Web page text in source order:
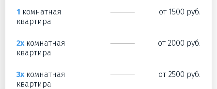
1 комнатная
квартира
от 1500 руб.
2х комнатная
квартира
от 2000 руб.
3х комнатная
квартира
от 2500 руб.